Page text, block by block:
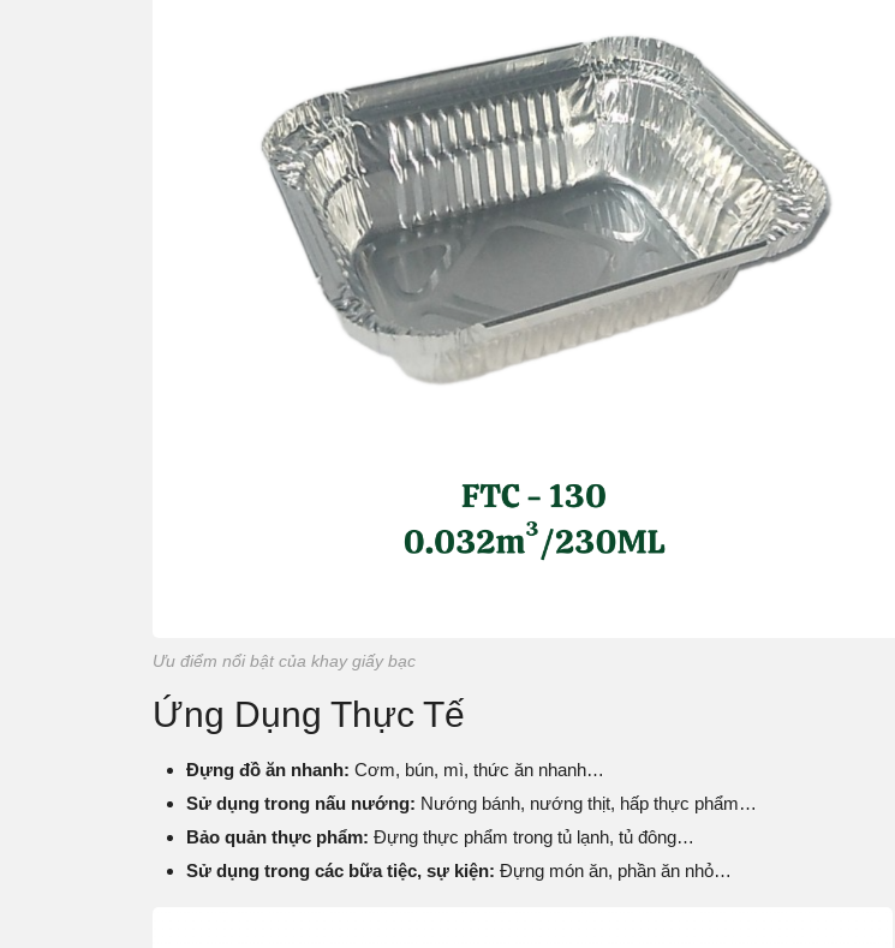
Ưu điểm nổi bật của khay giấy bạc
Ứng Dụng Thực Tế
Đựng đồ ăn nhanh: Cơm, bún, mì, thức ăn nhanh…
Sử dụng trong nấu nướng: Nướng bánh, nướng thịt, hấp thực phẩm…
Bảo quản thực phẩm: Đựng thực phẩm trong tủ lạnh, tủ đông…
Sử dụng trong các bữa tiệc, sự kiện: Đựng món ăn, phần ăn nhỏ…